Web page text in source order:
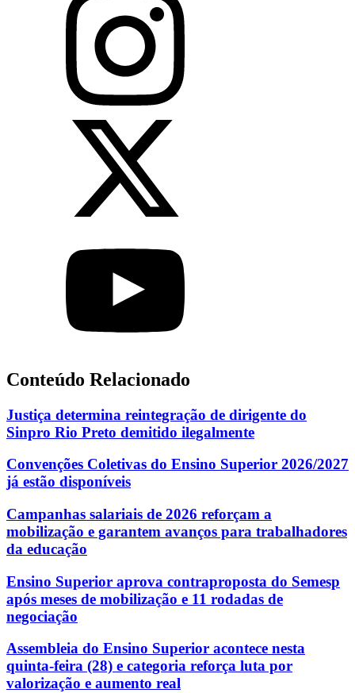
Conteúdo Relacionado
Justiça determina reintegração de dirigente do
Sinpro Rio Preto demitido ilegalmente
Convenções Coletivas do Ensino Superior 2026/2027
já estão disponíveis
Campanhas salariais de 2026 reforçam a
mobilização e garantem avanços para trabalhadores
da educação
Ensino Superior aprova contraproposta do Semesp
após meses de mobilização e 11 rodadas de
negociação
Assembleia do Ensino Superior acontece nesta
quinta-feira (28) e categoria reforça luta por
valorização e aumento real